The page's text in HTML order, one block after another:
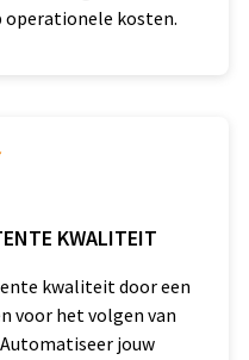
operationele kosten.
KWALITEIT
kwaliteit door een
voor het volgen van
jouw